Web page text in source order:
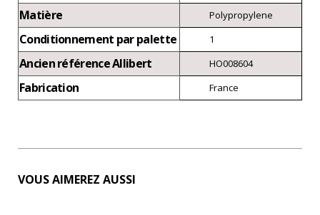
Matière Polypropylene
Conditionnement par palette 1
Ancien référence Allibert HO008604
Fabrication France
VOUS AIMEREZ AUSSI